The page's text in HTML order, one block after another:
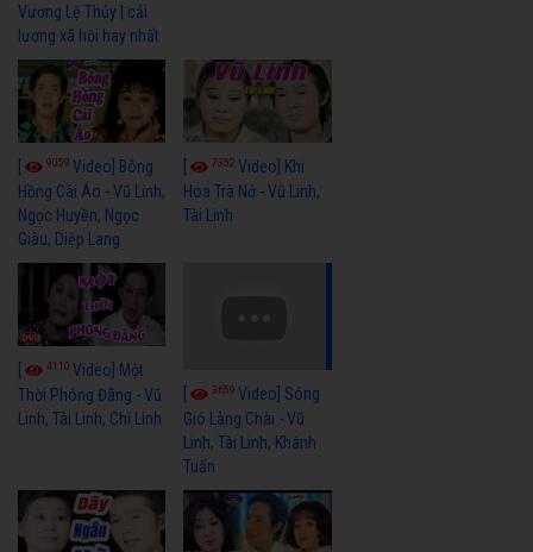
Vương Lệ Thủy | cải
lương xã hội hay nhất
9059 Video] Bông
Hồng Cài Áo - Vũ Linh,
Ngọc Huyền, Ngọc
Giàu, Diệp Lang
7352Video] Khi
Hoa Trà Nở - Vũ Linh,
Tài Linh
4110 Video] Một
Thời Phóng Đãng - Vũ
Linh, Tài Linh, Chí Linh
3659Video] Sóng
Gió Làng Chài - Vũ
Linh, Tài Linh, Khánh
Tuấn